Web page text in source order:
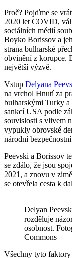
Proč? Pojďme se
2020 let COVID,
sociálních médií
Boyko Borissov a
strana bulharské
obvinění z korupce.
největší výzvě.
Vstup Delyana
na vrchol Hnutí za
bulharskými Turky a
sankcí USA podle
souvislosti s vlivem
vypukly obrovské
národní
Peevski a Borissov
se zdálo, že jsou
2021, a znovu v
se otevřela cesta k
Delyan
rozděluje
osobnost.
Commons
Všechny tyto